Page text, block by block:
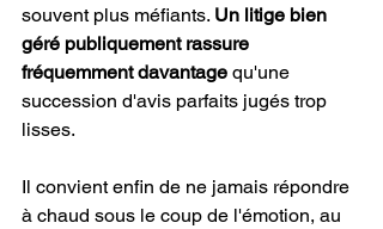
souvent plus méfiants. Un litige bien
géré publiquement rassure
fréquemment davantage qu'une
succession d'avis parfaits jugés trop
lisses.
Il convient enfin de ne jamais répondre
à chaud sous le coup de l'émotion, au